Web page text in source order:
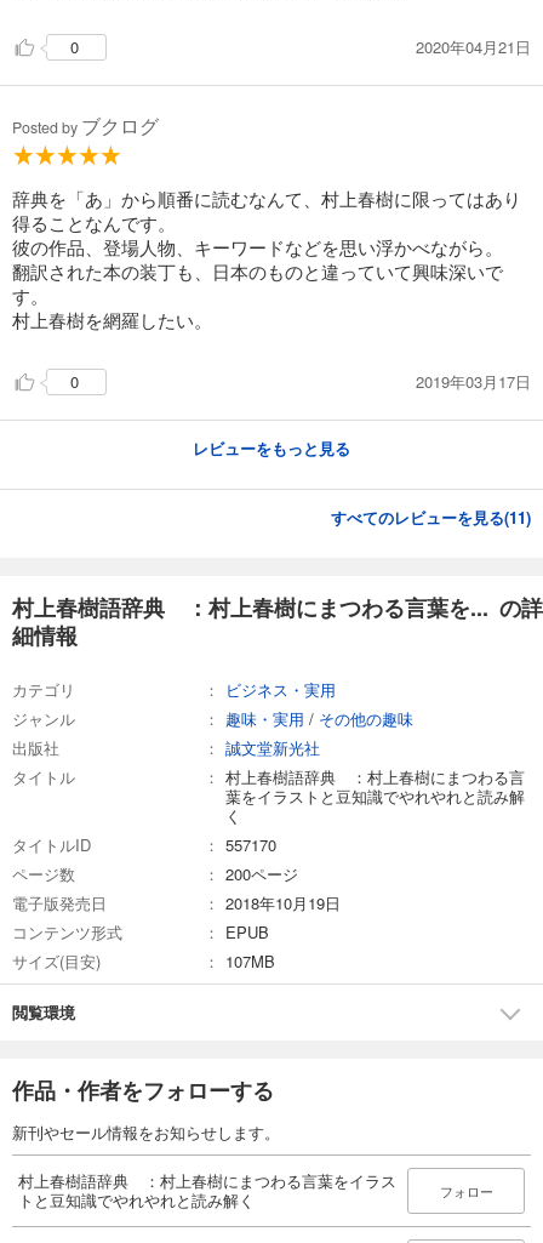
0 2020年04月21日
Posted by ブクログ
辞典を「あ」から順番に読むなんて、村上春樹に限ってはあり
得ることなんです。
彼の作品、登場人物、キーワードなどを思い浮かべながら。
翻訳された本の装丁も、日本のものと違っていて興味深いで
す。
村上春樹を網羅したい。
0 2019年03月17日
レビューをもっと見る
すべてのレビューを見る(11)
村上春樹語辞典 ：村上春樹にまつわる言葉を... の詳
細情報
カテゴリ
ビジネス・実用
ジャンル
趣味・実用 / その他の趣味
出版社
誠文堂新光社
タイトル
村上春樹語辞典 ：村上春樹にまつわる言
葉をイラストと豆知識でやれやれと読み解
く
タイトルID
557170
ページ数
200ページ
電子版発売日
2018年10月19日
コンテンツ形式
EPUB
サイズ(目安)
107MB
閲覧環境
作品・作者をフォローする
新刊やセール情報をお知らせします。
村上春樹語辞典 ：村上春樹にまつわる言葉をイラス
トと豆知識でやれやれと読み解く
フォロー